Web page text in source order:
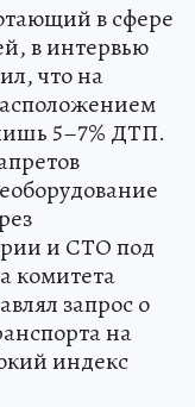
в сфере
в интервью
что на
5–7% ДТП.
и СТО под
комитета
запрос о
на
индекс